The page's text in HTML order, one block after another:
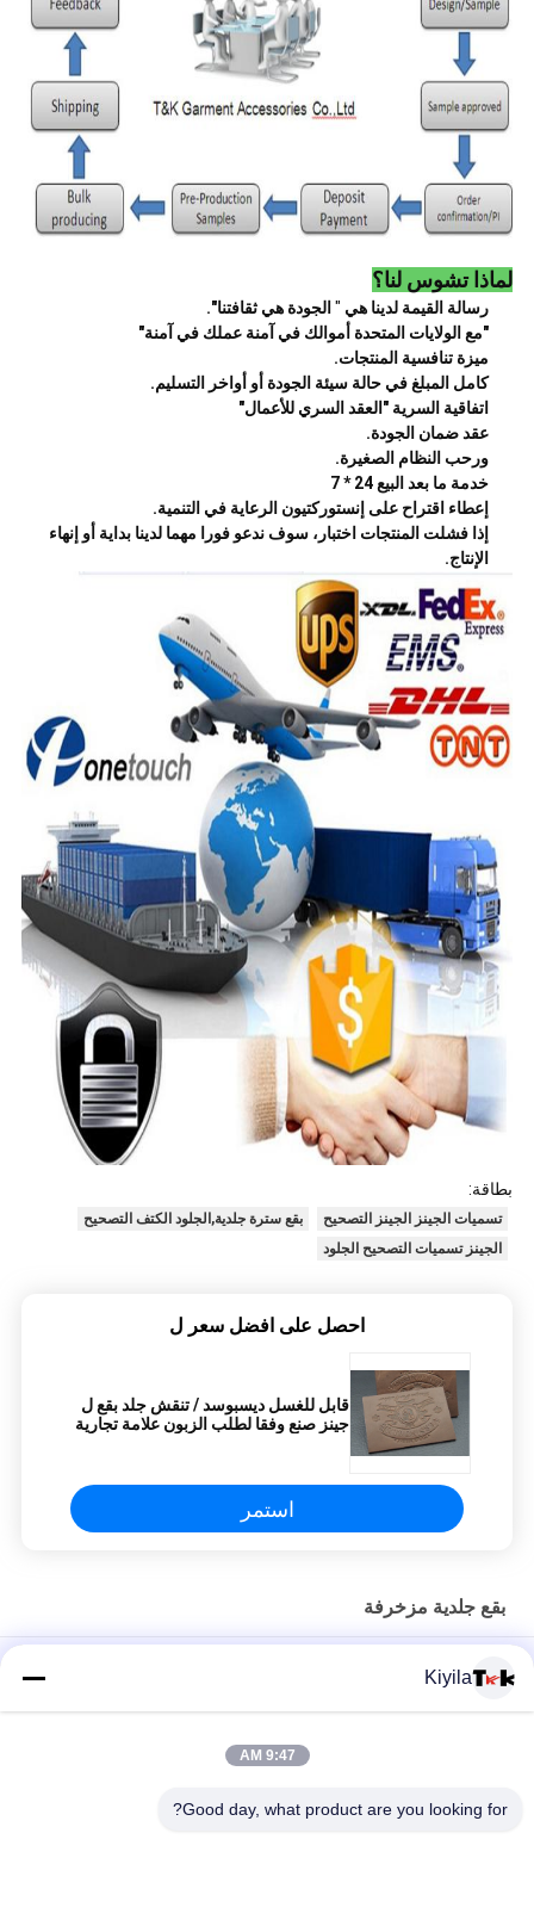
لماذا تشوس لنا؟
رسالة القيمة لدينا هي " الجودة هي ثقافتنا".
"مع الولايات المتحدة أموالك في آمنة عملك في آمنة"
ميزة تنافسية المنتجات.
كامل المبلغ في حالة سيئة الجودة أو أواخر التسليم.
اتفاقية السرية "العقد السري للأعمال"
عقد ضمان الجودة.
ورحب النظام الصغيرة.
خدمة ما بعد البيع 24 * 7
إعطاء اقتراح على إنستوركتيون الرعاية في التنمية.
إذا فشلت المنتجات اختبار، سوف ندعو فورا مهما لدينا بداية أو إنهاء
الإنتاج.
بطاقة:
تسميات الجينز الجينز التصحيح
بقع سترة جلدية,الجلود الكتف التصحيح
الجينز تسميات التصحيح الجلود
احصل على افضل سعر ل
قابل للغسل ديسبوسد / تنقش جلد بقع ل
جينز صنع وفقا لطلب الزبون علامة تجارية
استمر
بقع جلدية مزخرفة
الملحقات العلامة المعلقة لملابس
ملصقات تطريز كلاسيكية عالية مخصصة من المصنع لملابس الملابس
في الملابس
Kiyila
9:47 AM
Good day, what product are you looking for?